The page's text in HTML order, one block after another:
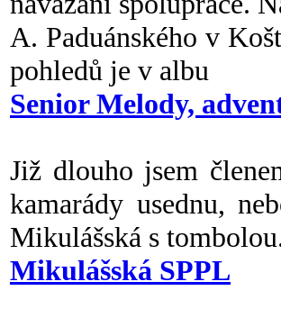
A. Paduánského v
pohledů je v albu
Senior Melody,
Již dlouho jsem
kamarády usednu,
Mikulášská s
Mikulášská SPPL